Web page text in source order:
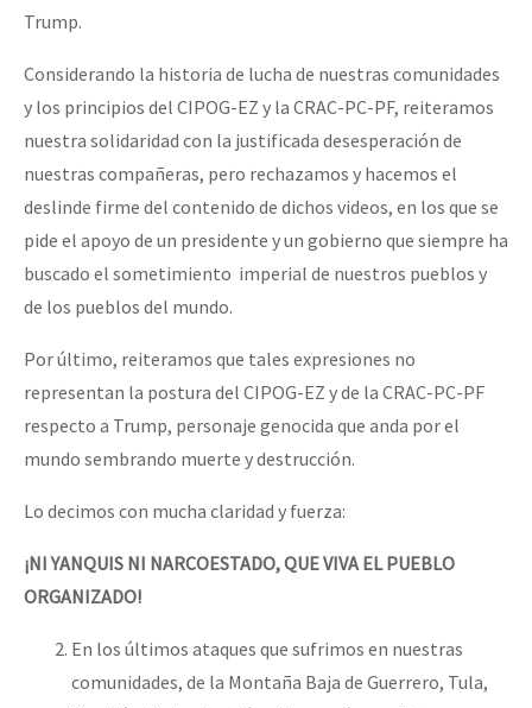
Trump.
Considerando la historia de lucha de nuestras comunidades
y los principios del CIPOG-EZ y la CRAC-PC-PF, reiteramos
nuestra solidaridad con la justificada desesperación de
nuestras compañeras, pero rechazamos y hacemos el
deslinde firme del contenido de dichos videos, en los que se
pide el apoyo de un presidente y un gobierno que siempre ha
buscado el sometimiento imperial de nuestros pueblos y
de los pueblos del mundo.
Por último, reiteramos que tales expresiones no
representan la postura del CIPOG-EZ y de la CRAC-PC-PF
respecto a Trump, personaje genocida que anda por el
mundo sembrando muerte y destrucción.
Lo decimos con mucha claridad y fuerza:
¡NI YANQUIS NI NARCOESTADO, QUE VIVA EL PUEBLO
ORGANIZADO!
En los últimos ataques que sufrimos en nuestras
comunidades, de la Montaña Baja de Guerrero, Tula,